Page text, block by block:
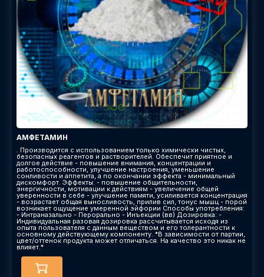
АМФЕТАМИН
. Производится с использованием только химически чистых,
безопасных реагентов и растворителей. Обеспечит приятное и
долгое действие - повышение внимания, концентрации и
работоспособности, улучшение настроения, уменьшение
сонливости и аппетита, а по окончании эффекта - минимальный
дискомфорт. Эффекты​: - повышение общительности,
энергичности, мотивации к действиям - увеличение общей
уверенности в себе - улучшение памяти, усиливается концентрация
- возрастает общая выносливость, прилив сил, тонус мышц - порой
возникает ощущение умеренной эйфории Способы употребления:
- Интраназально - Перорально - Инъекции (вв) Дозировка: -
Индивидуальная разовая дозировка рассчитывается исходя из
опыта пользователя с данным веществом и его толерантности к
основному действующему компоненту. *В зависимости от партии,
цвет/оттенок продукта может отличаться. На качество это никак не
влияет.*